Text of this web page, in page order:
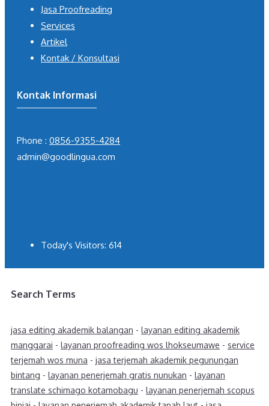
Jasa Proofreading
Services
Artikel
Kontak / Konsultasi
Kontak Informasi
Phone : 0856-9355-4284
admin@goodlingua.com
Today's Visitors: 614
Search Terms
jasa editing akademik balangan - layanan editing akademik
manggarai - layanan proofreading wos lhokseumawe - service
terjemah wos muna - jasa terjemah akademik pegunungan
bintang - layanan penerjemah gratis nunukan - layanan
translate schimago kotamobagu - layanan penerjemah scopus